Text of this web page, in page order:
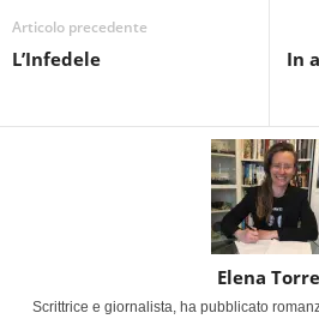
Articolo precedente
L’Infedele
In
Elena Torre
Scrittrice e giornalista, ha pubblicato